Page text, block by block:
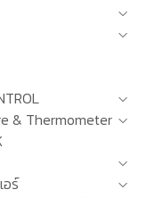
& Thermometer
ร์